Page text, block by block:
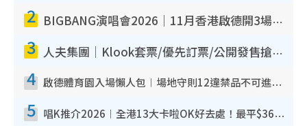
2 BIGBANG演唱會2026｜11月香港啟德開3場！實名制VIP申請、優先購票攻略
3 人夫集團｜Klook套票/優先訂票/公開發售搶飛攻略！附票價.購票連結.場地座位表
4 啟德體育園入場懶人包︱場地守則12違禁品不可進場准帶細水樽但全場禁樽蓋！應援牌有限制！
5 唱K推介2026︱全港13大卡啦OK好去處！最平$36起 日文K都有！(附地址+收費詳情)